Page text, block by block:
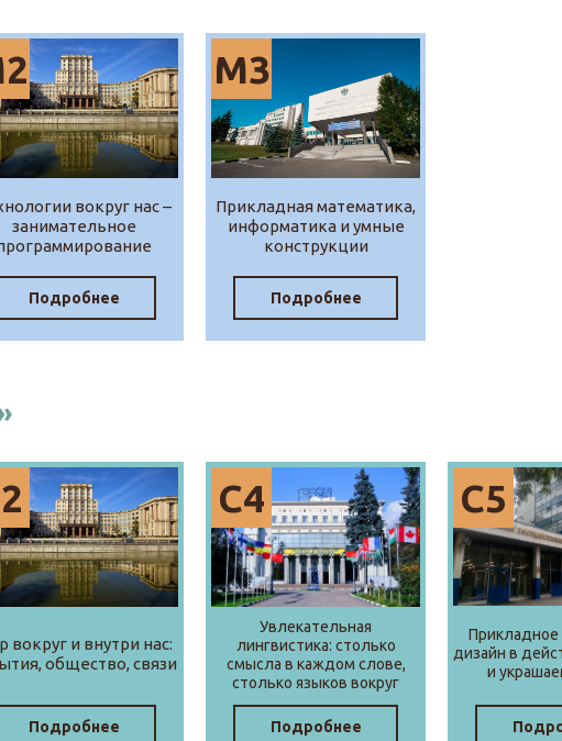
вокруг нас –
занимательное
Подробнее
Прикладная математика,
информатика и умные
конструкции
Подробнее
М3
вокруг и внутри нас:
общество, связи
Подробнее
Увлекательная
лингвистика: столько
смысла в каждом слове,
столько языков вокруг
Подробнее
С4
Прикладное
дизайн в
и
С5